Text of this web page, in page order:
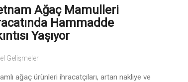
Ağaç Mamulleri
Hammadde
Yaşıyor
Gelişmeler
ağaç ürünleri ihracatçıları, artan nakliye ve